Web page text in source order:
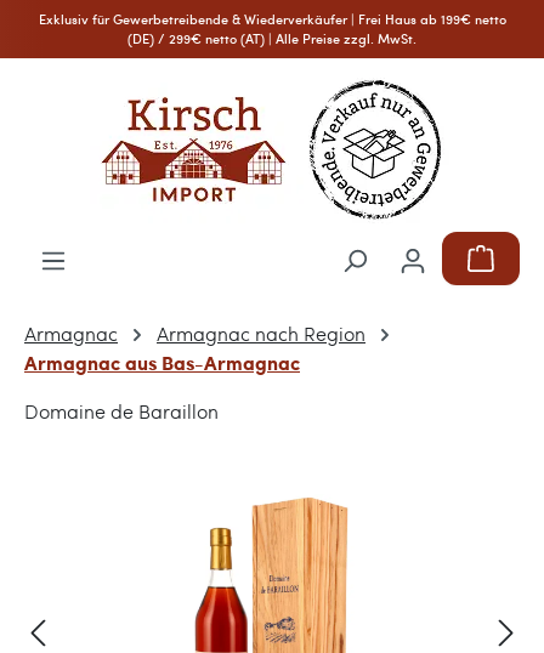
Zum Hauptinhalt springen
Exklusiv für Gewerbetreibende & Wiederverkäufer | Frei Haus ab 199€ netto
(DE) / 299€ netto (AT) | Alle Preise zzgl. MwSt.
Armagnac Armagnac nach Region
Armagnac aus Bas-Armagnac
Domaine de Baraillon
Bildergalerie überspringen